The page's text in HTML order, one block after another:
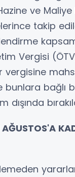
ve Maliye
takip
Vergisi
vergisine
bağlı